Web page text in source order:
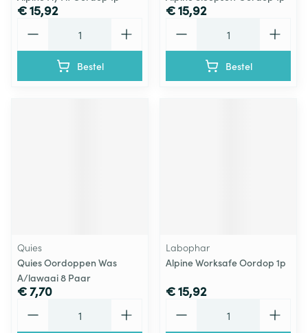
€ 15,92
Bestel
€ 15,92
Bestel
Quies
Quies Oordoppen Was
A/lawaai 8 Paar
€ 7,70
Labophar
Alpine Worksafe Oordop 1p
€ 15,92